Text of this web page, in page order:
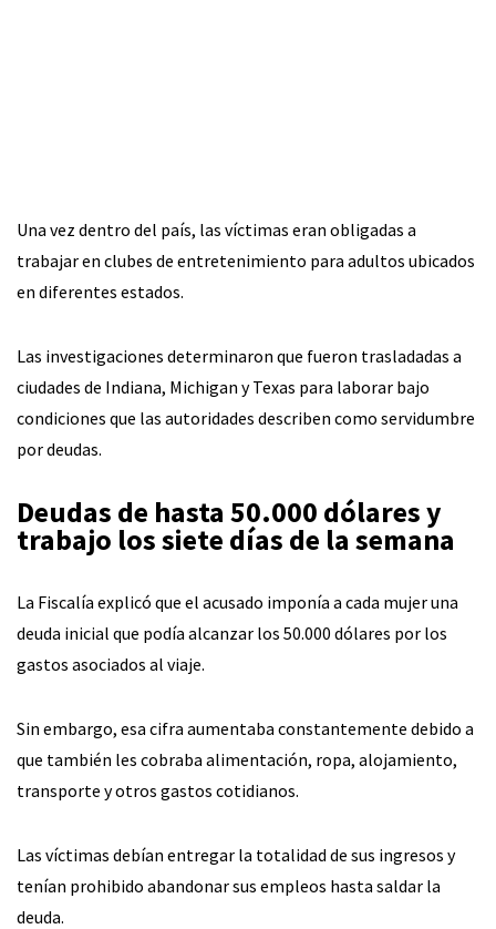
Una vez dentro del país, las víctimas eran obligadas a
trabajar en clubes de entretenimiento para adultos ubicados
en diferentes estados.
Las investigaciones determinaron que fueron trasladadas a
ciudades de Indiana, Michigan y Texas para laborar bajo
condiciones que las autoridades describen como servidumbre
por deudas.
Deudas de hasta 50.000 dólares y
trabajo los siete días de la semana
La Fiscalía explicó que el acusado imponía a cada mujer una
deuda inicial que podía alcanzar los 50.000 dólares por los
gastos asociados al viaje.
Sin embargo, esa cifra aumentaba constantemente debido a
que también les cobraba alimentación, ropa, alojamiento,
transporte y otros gastos cotidianos.
Las víctimas debían entregar la totalidad de sus ingresos y
tenían prohibido abandonar sus empleos hasta saldar la
deuda.